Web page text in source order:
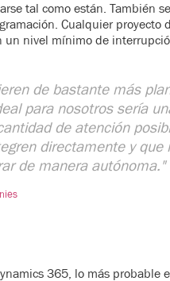
tal como están. También
Cualquier proyecto
un nivel mínimo de
de bastante más
para nosotros sería
de atención
directamente y que
de manera autónoma."
365, lo más probable